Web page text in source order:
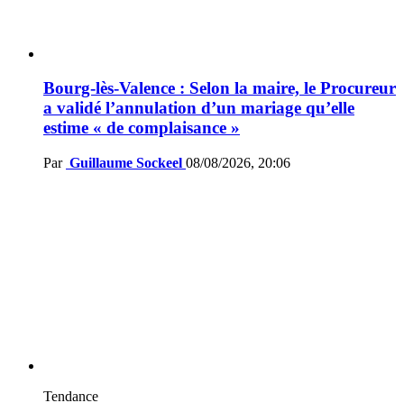
Bourg-lès-Valence : Selon la maire, le Procureur
a validé l’annulation d’un mariage qu’elle
estime « de complaisance »
Par Guillaume Sockeel 08/08/2026, 20:06
Tendance